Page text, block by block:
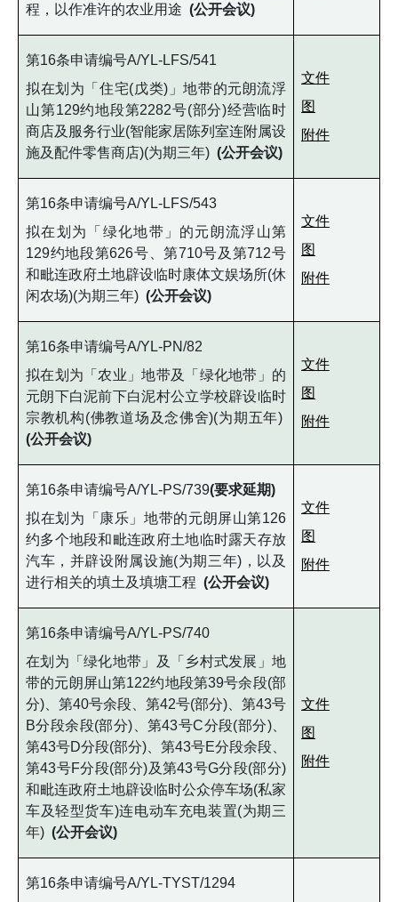
程，以作准许的农业用途 (公开会议)
第16条申请编号A/YL-LFS/541
拟在划为「住宅(戊类)」地带的元朗流浮
山第129约地段第2282号(部分)经营临时
商店及服务行业(智能家居陈列室连附属设
施及配件零售商店)(为期三年) (公开会议)
文件
图
附件
第16条申请编号A/YL-LFS/543
拟在划为「绿化地带」的元朗流浮山第
129约地段第626号、第710号及第712号
和毗连政府土地辟设临时康体文娱场所(休
闲农场)(为期三年) (公开会议)
文件
图
附件
第16条申请编号A/YL-PN/82
拟在划为「农业」地带及「绿化地带」的
元朗下白泥前下白泥村公立学校辟设临时
宗教机构(佛教道场及念佛舍)(为期五年)
(公开会议)
文件
图
附件
第16条申请编号A/YL-PS/739(要求延期)
拟在划为「康乐」地带的元朗屏山第126
约多个地段和毗连政府土地临时露天存放
汽车，并辟设附属设施(为期三年)，以及
进行相关的填土及填塘工程 (公开会议)
文件
图
附件
第16条申请编号A/YL-PS/740
在划为「绿化地带」及「乡村式发展」地
带的元朗屏山第122约地段第39号余段(部
分)、第40号余段、第42号(部分)、第43号
B分段余段(部分)、第43号C分段(部分)、
第43号D分段(部分)、第43号E分段余段、
第43号F分段(部分)及第43号G分段(部分)
和毗连政府土地辟设临时公众停车场(私家
车及轻型货车)连电动车充电装置(为期三
年) (公开会议)
文件
图
附件
第16条申请编号A/YL-TYST/1294